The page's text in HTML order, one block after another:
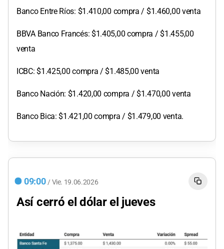
Banco Entre Ríos: $1.410,00 compra / $1.460,00 venta
BBVA Banco Francés: $1.405,00 compra / $1.455,00
venta
ICBC: $1.425,00 compra / $1.485,00 venta
Banco Nación: $1.420,00 compra / $1.470,00 venta
Banco Bica: $1.421,00 compra / $1.479,00 venta.
09:00 / Vie. 19.06.2026
Así cerró el dólar el jueves